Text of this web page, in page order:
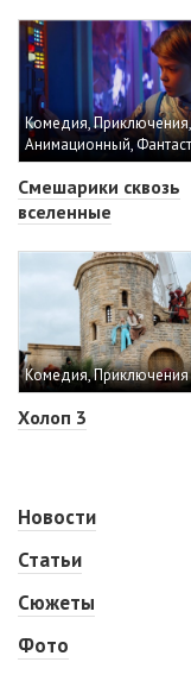
Комедия, Приключения,
Анимационный,
Смешарики сквозь
вселенные
Комедия, Приключения
Холоп 3
Новости
Статьи
Сюжеты
Фото